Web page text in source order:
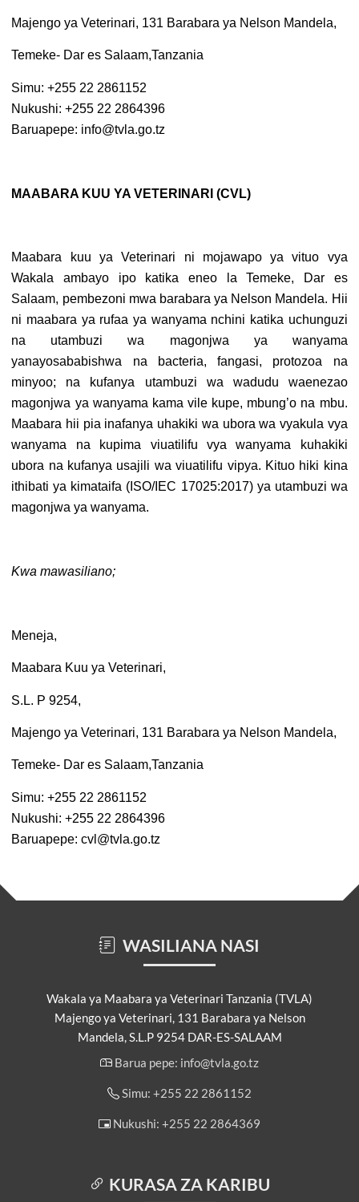
Majengo ya Veterinari, 131 Barabara ya Nelson Mandela,
Temeke- Dar es Salaam,Tanzania
Simu: +255 22 2861152
Nukushi: +255 22 2864396
Baruapepe: info@tvla.go.tz
MAABARA KUU YA VETERINARI (CVL)
Maabara kuu ya Veterinari ni mojawapo ya vituo vya
Wakala ambayo ipo katika eneo la Temeke, Dar es
Salaam, pembezoni mwa barabara ya Nelson Mandela. Hii
ni maabara ya rufaa ya wanyama nchini katika uchunguzi
na utambuzi wa magonjwa ya wanyama
yanayosababishwa na bacteria, fangasi, protozoa na
minyoo; na kufanya utambuzi wa wadudu waenezao
magonjwa ya wanyama kama vile kupe, mbung’o na mbu.
Maabara hii pia inafanya uhakiki wa ubora wa vyakula vya
wanyama na kupima viuatilifu vya wanyama kuhakiki
ubora na kufanya usajili wa viuatilifu vipya. Kituo hiki kina
ithibati ya kimataifa (ISO/IEC 17025:2017) ya utambuzi wa
magonjwa ya wanyama.
Kwa mawasiliano;
Meneja,
Maabara Kuu ya Veterinari,
S.L. P 9254,
Majengo ya Veterinari, 131 Barabara ya Nelson Mandela,
Temeke- Dar es Salaam,Tanzania
Simu: +255 22 2861152
Nukushi: +255 22 2864396
Baruapepe: cvl@tvla.go.tz
WASILIANA NASI
Wakala ya Maabara ya Veterinari Tanzania (TVLA)
Majengo ya Veterinari, 131 Barabara ya Nelson
Mandela, S.L.P 9254 DAR-ES-SALAAM
Barua pepe: info@tvla.go.tz
Simu: +255 22 2861152
Nukushi: +255 22 2864369
KURASA ZA KARIBU